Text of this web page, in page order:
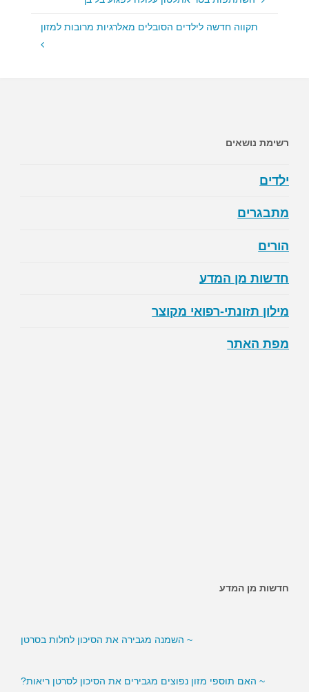
תקווה חדשה לילדים הסובלים מאלרגיות מרובות למזון
רשימת נושאים
ילדים
מתבגרים
הורים
חדשות מן המדע
מילון תזונתי-רפואי מקוצר
מפת האתר
חדשות מן המדע
~ האם ממתיקים מלאכותיים מגבירים את הסיכון לסוכרת?
~ השמנה מגבירה את הסיכון לחלות בסרטן
~ האם תוספי מזון נפוצים מגבירים את הסיכון לסרטן ריאות?